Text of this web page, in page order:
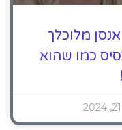
מלוכלך
כמו שהוא